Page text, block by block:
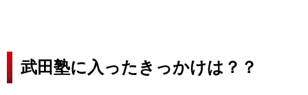
武田塾に入ったきっかけは？？